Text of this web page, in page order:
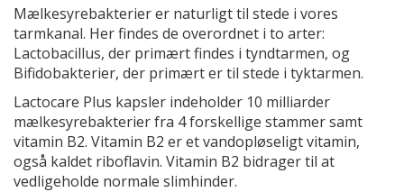
Mælkesyrebakterier er naturligt til stede i vores
tarmkanal. Her findes de overordnet i to arter:
Lactobacillus, der primært findes i tyndtarmen, og
Bifidobakterier, der primært er til stede i tyktarmen.
Lactocare Plus kapsler indeholder 10 milliarder
mælkesyrebakterier fra 4 forskellige stammer samt
vitamin B2. Vitamin B2 er et vandopløseligt vitamin,
også kaldet riboflavin. Vitamin B2 bidrager til at
vedligeholde normale slimhinder.